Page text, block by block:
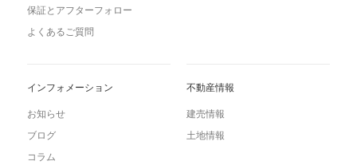
保証とアフターフォロー
よくあるご質問
インフォメーション
お知らせ
ブログ
コラム
不動産情報
建売情報
土地情報